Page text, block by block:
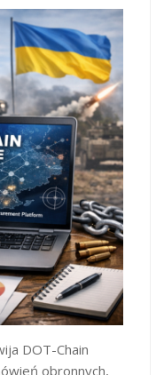
DOT-Chain
obronnych,